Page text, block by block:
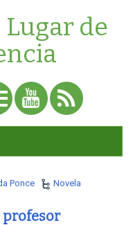
de
Ponce
Novela
profesor